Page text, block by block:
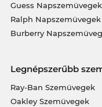
Guess Napszemüvegek
Ralph Napszemüvegek
Burberry
Legnépszerűbb
Ray-Ban Szemüvegek
Oakley Szemüvegek